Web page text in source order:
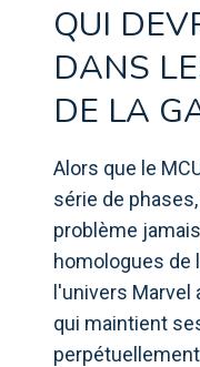
QUI
DANS
DE LA
Alors que le
série de
problème
homologues de
l'univers Marvel
qui maintient